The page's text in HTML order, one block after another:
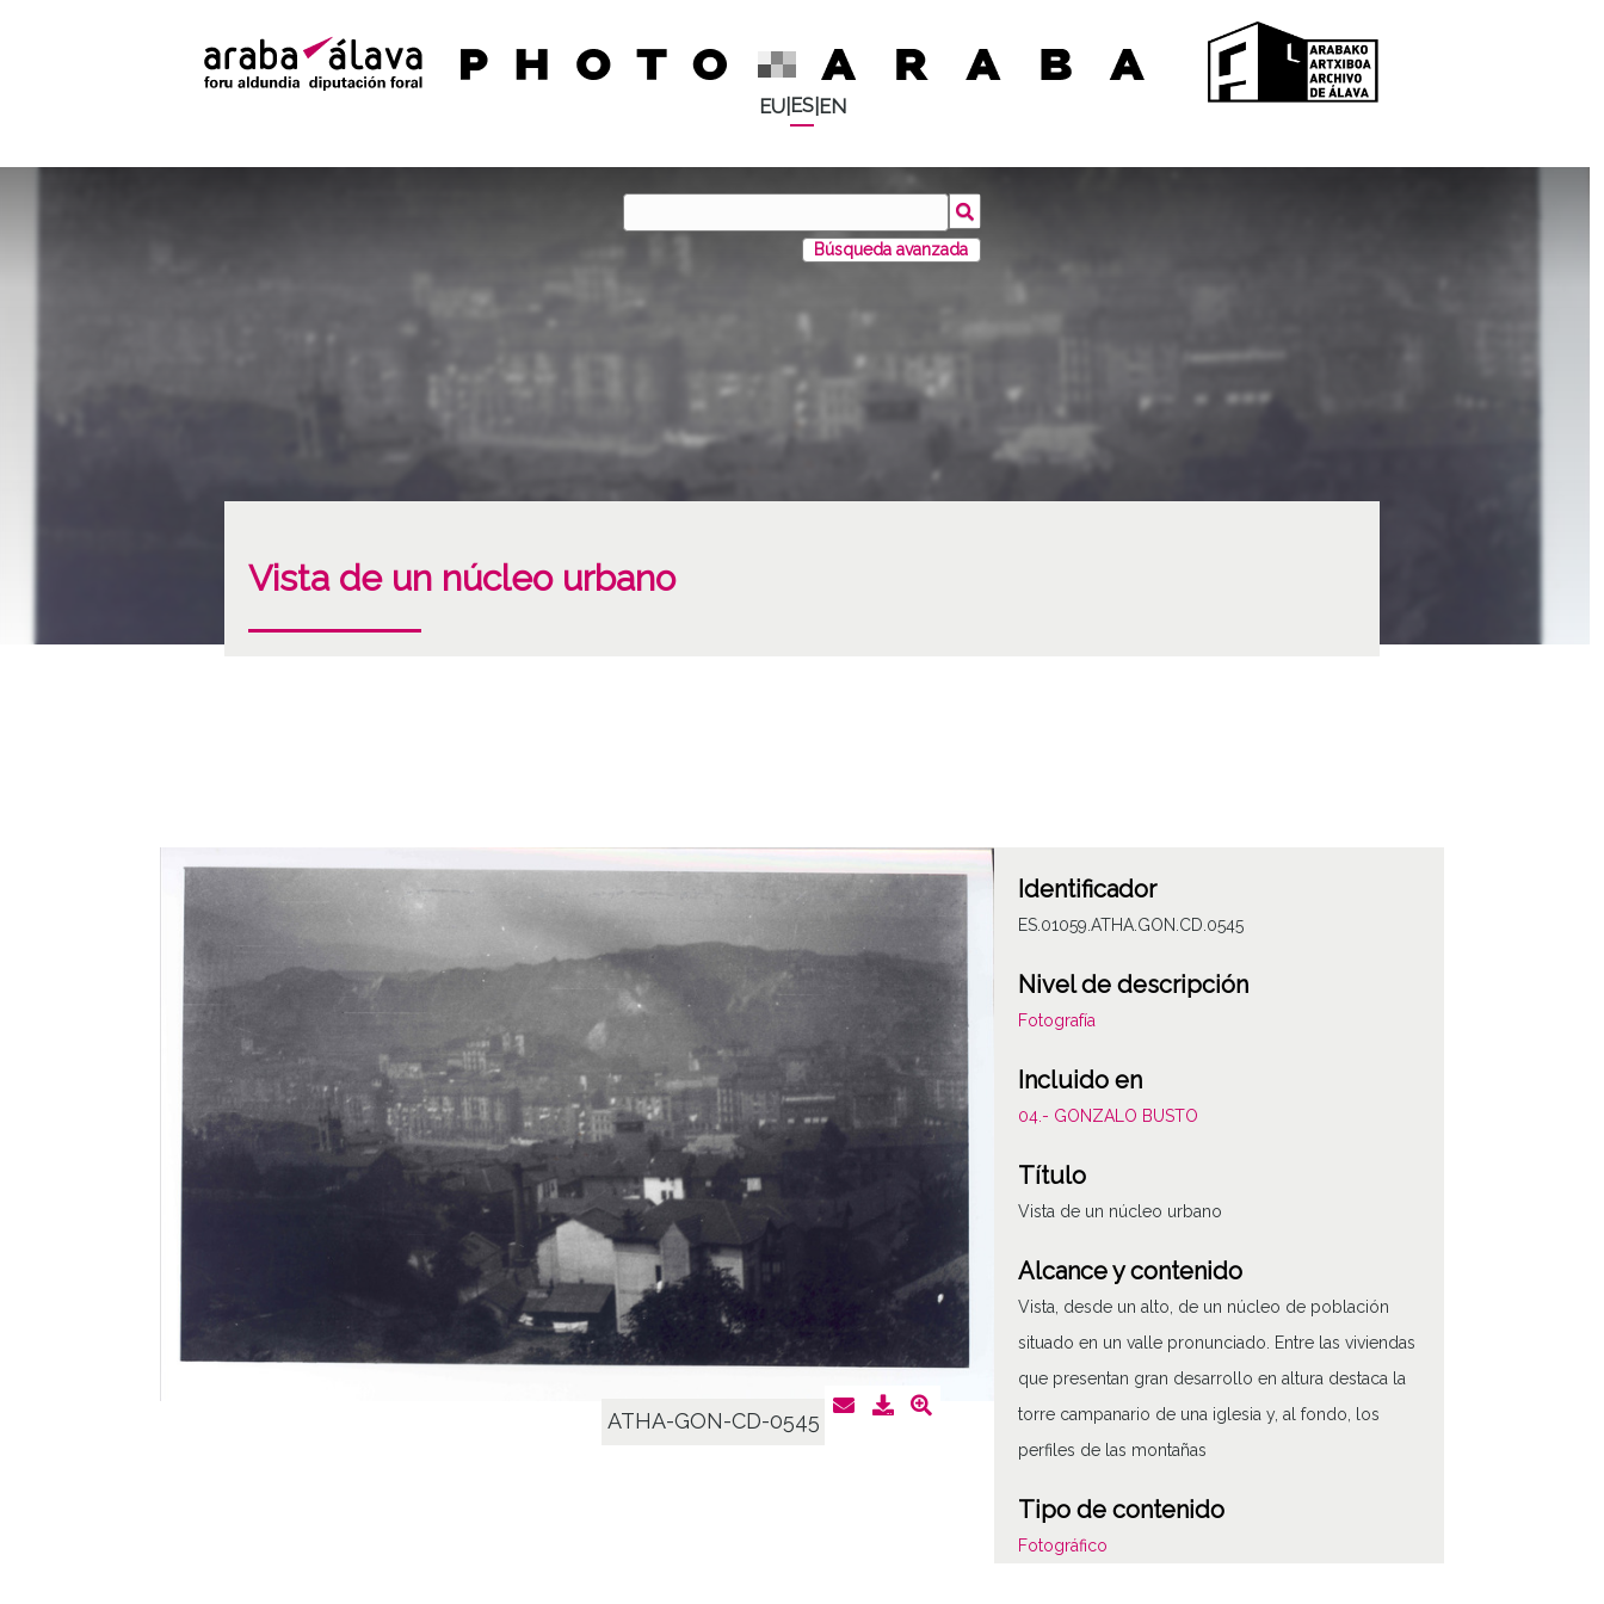
EU| ES| EN
Búsqueda avanzada
Vista de un núcleo urbano
ATHA-GON-CD-0545
Identificador
ES.01059.ATHA.GON.CD.0545
Nivel de descripción
Fotografía
Incluido en
04.- GONZALO BUSTO
Título
Vista de un núcleo urbano
Alcance y contenido
Vista, desde un alto, de un núcleo de población
situado en un valle pronunciado. Entre las viviendas
que presentan gran desarrollo en altura destaca la
torre campanario de una iglesia y, al fondo, los
perfiles de las montañas
Tipo de contenido
Fotográfico